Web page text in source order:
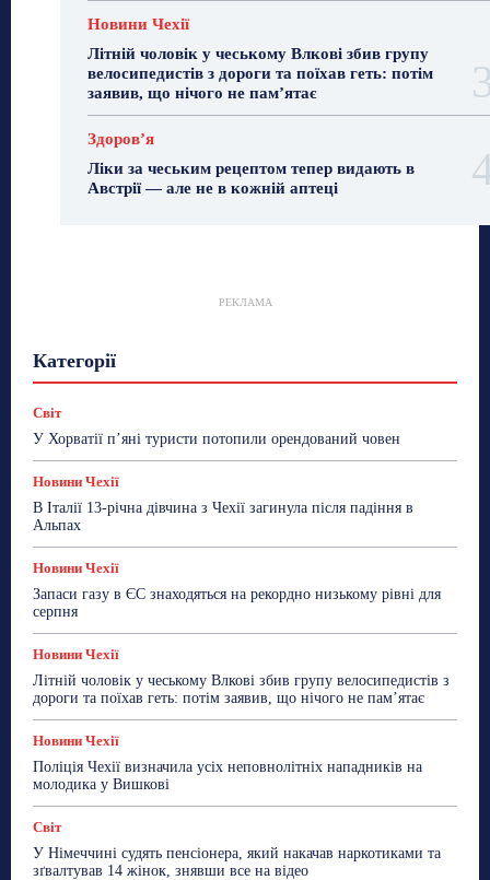
Новини Чехії
Літній чоловік у чеському Влкові збив групу
велосипедистів з дороги та поїхав геть: потім
заявив, що нічого не пам’ятає
Здоровʼя
Ліки за чеським рецептом тепер видають в
Австрії — але не в кожній аптеці
РЕКЛАМА
Категорії
Світ
ТехноМанія
Топ-новини Фоторепортаж
Світ
У Хорватії пʼяні туристи потопили орендований човен
Новини Чехії
В Італії 13-річна дівчина з Чехії загинула після падіння в
Альпах
Новини Чехії
Запаси газу в ЄС знаходяться на рекордно низькому рівні для
серпня
Новини Чехії
Літній чоловік у чеському Влкові збив групу велосипедистів з
дороги та поїхав геть: потім заявив, що нічого не пам’ятає
Новини Чехії
Поліція Чехії визначила усіх неповнолітніх нападників на
молодика у Вишкові
Світ
У Німеччині судять пенсіонера, який накачав наркотиками та
зґвалтував 14 жінок, знявши все на відео